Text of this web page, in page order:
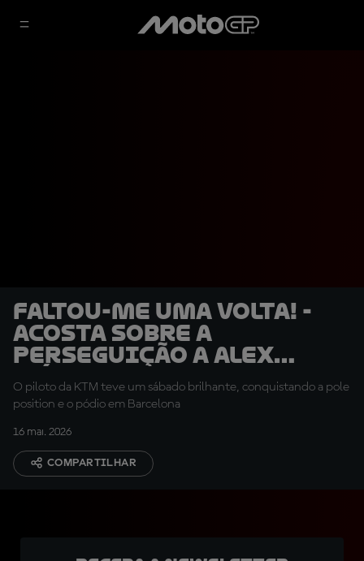
Faltou-me uma volta! -
Acosta sobre a
perseguição a Alex
Márquez
O piloto da KTM teve um sábado brilhante, conquistando a pole
position e o pódio em Barcelona
16 mai. 2026
COMPARTILHAR